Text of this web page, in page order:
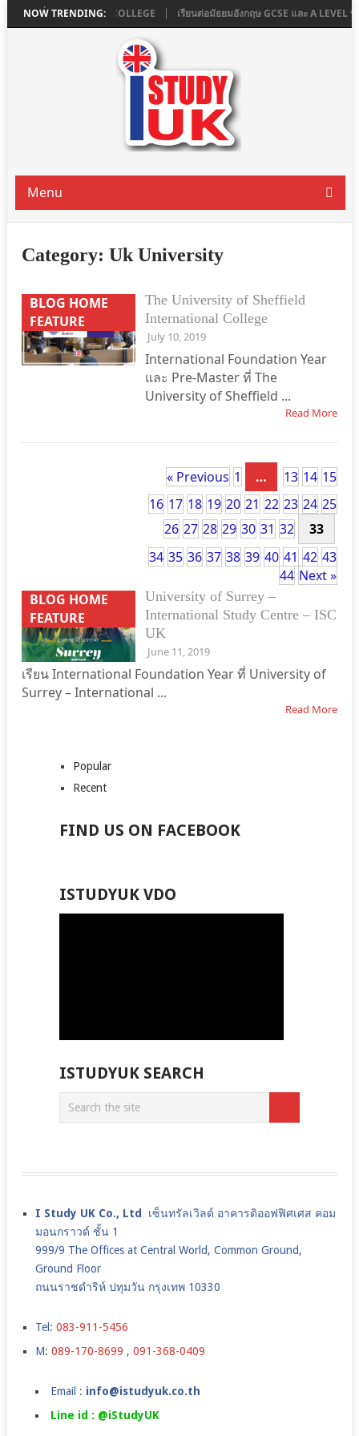
NOW TRENDING:
ที่ ASHBOURNE COLLEGE เรียนต่อมัธยมอังกฤษ GCSE และ A LEVEL ที่
Menu
Category: Uk University
BLOG HOME
FEATURE
The University of Sheffield
International College
July 10, 2019
International Foundation Year
และ Pre-Master ที่ The
University of Sheffield ...
Read More
« Previous 1 … 13 14 15
16 17 18 19 20 21 22 23 24 25
26 27 28 29 30 31 32
33
34 35 36 37 38 39 40 41 42 43
44 Next »
BLOG HOME
FEATURE
University of Surrey –
International Study Centre – ISC
UK
June 11, 2019
เรียน International Foundation Year ที่ University of
Surrey – International ...
Read More
Popular
Recent
FIND US ON FACEBOOK
ISTUDYUK VDO
ISTUDYUK SEARCH
I Study UK Co., Ltd เซ็นทรัลเวิลด์ อาคารดิออฟฟิศเศส คอม
มอนกราวด์ ชั้น 1
999/9 The Offices at Central World, Common Ground,
Ground Floor
ถนนราชดำริห์ ปทุมวัน กรุงเทพ 10330
Tel: 083-911-5456
M: 089-170-8699 , 091-368-0409
Email : info@istudyuk.co.th
Line id : @iStudyUK